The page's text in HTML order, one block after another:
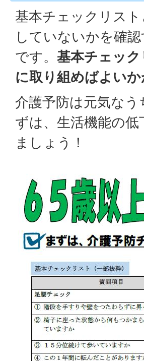
基本チェックリス
していないかを確
です。 基本チェッ
に取り組めばよい
介護予防は元気な
ずは、生活機能の
ましょう！